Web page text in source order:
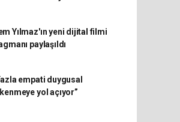
Yılmaz'ın yeni dijital filmi
paylaşıldı
empati duygusal
yol açıyor”